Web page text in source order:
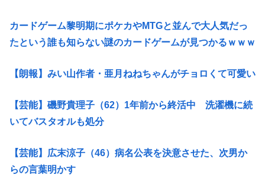
カードゲーム黎明期にポケカやMTGと並んで大人気だっ
たという誰も知らない謎のカードゲームが見つかるｗｗｗ
【朗報】みい山作者・亜月ねねちゃんがチョロくて可愛い
【芸能】磯野貴理子（62）1年前から終活中 洗濯機に続
いてバスタオルも処分
【芸能】広末涼子（46）病名公表を決意させた、次男か
らの言葉明かす